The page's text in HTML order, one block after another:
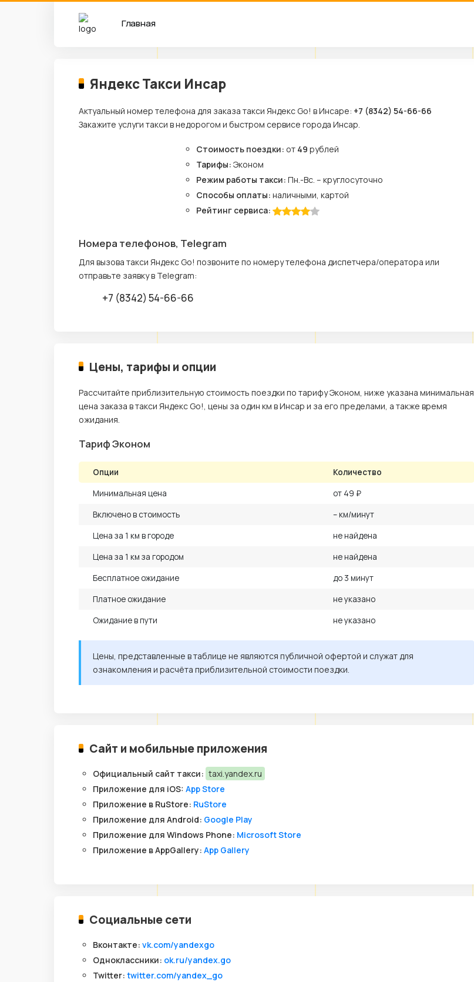
Главная
Яндекс Такси Инсар
Актуальный номер телефона для заказа такси Яндекс Go! в Инсаре: +7 (8342) 54-66-66
Закажите услуги такси в недорогом и быстром сервисе города Инсар.
Стоимость поездки: от 49 рублей
Тарифы:Эконом
Режим работы такси:Пн.-Вс. – круглосуточно
Способы оплаты:наличными, картой
Рейтинг сервиса:
Номера телефонов, Telegram
Для вызова такси Яндекс Go! позвоните по номеру телефона диспетчера/оператора или
отправьте заявку в Telegram:
+7 (8342) 54-66-66
Цены, тарифы и опции
Рассчитайте приблизительную стоимость поездки по тарифу Эконом, ниже указана минимальная
цена заказа в такси Яндекс Go!, цены за один км в Инсар и за его пределами, а также время
ожидания.
Тариф Эконом
Опции
Количество
Минимальная цена
от 49 ₽
Включено в стоимость
– км/минут
Цена за 1 км в городе
не найдена
Цена за 1 км за городом
не найдена
Бесплатное ожидание
до 3 минут
Платное ожидание
не указано
Ожидание в пути
не указано
Цены, представленные в таблице не являются публичной офертой и служат для
ознакомления и расчёта приблизительной стоимости поездки.
Сайт и мобильные приложения
Официальный сайт такси: taxi.yandex.ru
Приложение для iOS: App Store
Приложение в RuStore: RuStore
Приложение для Android: Google Play
Приложение для Windows Phone: Microsoft Store
Приложение в AppGallery: App Gallery
Социальные сети
Вконтакте: vk.com/yandexgo
Одноклассники: ok.ru/yandex.go
Twitter: twitter.com/yandex_go